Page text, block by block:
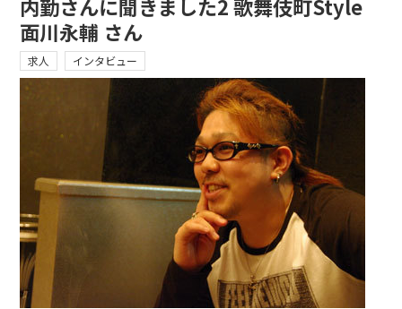
内勤さんに聞きました2 歌舞伎町Style
面川永輔 さん
求人 インタビュー